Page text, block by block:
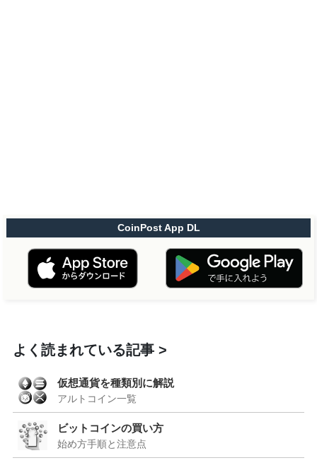
CoinPost App DL
よく読まれている記事
仮想通貨を種類別に解説
アルトコイン一覧
ビットコインの買い方
始め方手順と注意点